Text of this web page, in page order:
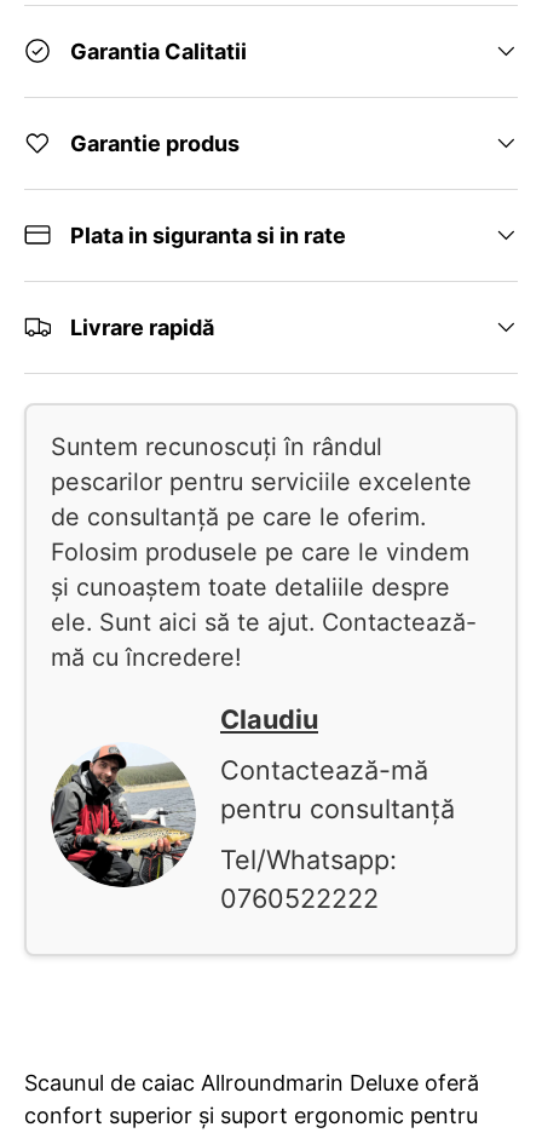
Garantia Calitatii
Garantie produs
Plata in siguranta si in rate
Livrare rapidă
Suntem recunoscuți în rândul
pescarilor pentru serviciile excelente
de consultanță pe care le oferim.
Folosim produsele pe care le vindem
și cunoaștem toate detaliile despre
ele. Sunt aici să te ajut. Contactează-
mă cu încredere!
Claudiu
Contactează-mă
pentru consultanță
Tel/Whatsapp:
0760522222
Scaunul de caiac Allroundmarin Deluxe oferă
confort superior și suport ergonomic pentru